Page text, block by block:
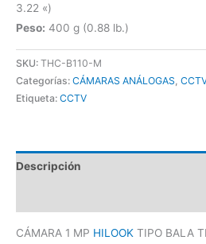
3.22 «)
Peso: 400 g (0.88 lb.)
SKU: THC-B110-M
Categorías: CÁMARAS ANÁLOGAS,
Etiqueta: CCTV
Descripción
CÁMARA 1 MP HILOOK TIPO BALA